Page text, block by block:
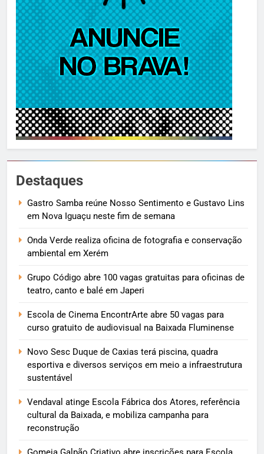
Destaques
Gastro Samba reúne Nosso Sentimento e Gustavo Lins
em Nova Iguaçu neste fim de semana
Onda Verde realiza oficina de fotografia e conservação
ambiental em Xerém
Grupo Código abre 100 vagas gratuitas para oficinas de
teatro, canto e balé em Japeri
Escola de Cinema EncontrArte abre 50 vagas para
curso gratuito de audiovisual na Baixada Fluminense
Novo Sesc Duque de Caxias terá piscina, quadra
esportiva e diversos serviços em meio a infraestrutura
sustentável
Vendaval atinge Escola Fábrica dos Atores, referência
cultural da Baixada, e mobiliza campanha para
reconstrução